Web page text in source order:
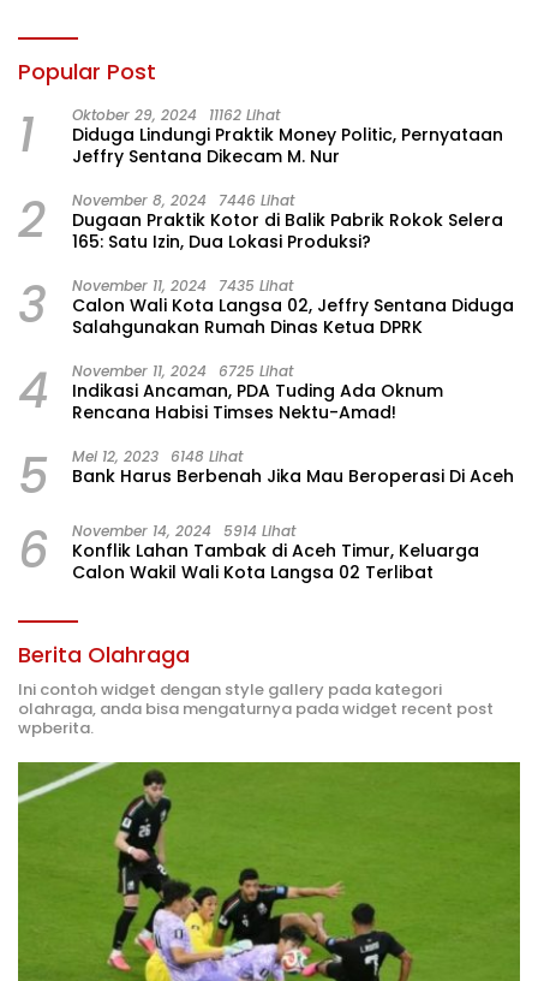
Popular Post
1 Oktober 29, 2024 11162 Lihat
Diduga Lindungi Praktik Money Politic, Pernyataan
Jeffry Sentana Dikecam M. Nur
2 November 8, 2024 7446 Lihat
Dugaan Praktik Kotor di Balik Pabrik Rokok Selera
165: Satu Izin, Dua Lokasi Produksi?
3 November 11, 2024 7435 Lihat
Calon Wali Kota Langsa 02, Jeffry Sentana Diduga
Salahgunakan Rumah Dinas Ketua DPRK
4 November 11, 2024 6725 Lihat
Indikasi Ancaman, PDA Tuding Ada Oknum
Rencana Habisi Timses Nektu-Amad!
5 Mei 12, 2023 6148 Lihat
Bank Harus Berbenah Jika Mau Beroperasi Di Aceh
6 November 14, 2024 5914 Lihat
Konflik Lahan Tambak di Aceh Timur, Keluarga
Calon Wakil Wali Kota Langsa 02 Terlibat
Berita Olahraga
Ini contoh widget dengan style gallery pada kategori
olahraga, anda bisa mengaturnya pada widget recent post
wpberita.